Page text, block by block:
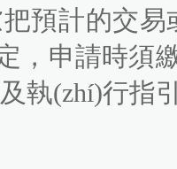
計的交易
，申請時
執(zhí)行指